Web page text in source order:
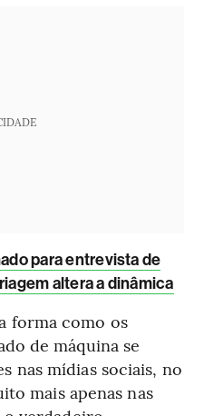
para entrevista de
altera a dinâmica
forma como os
de máquina se
nas mídias sociais, no
mais apenas nas